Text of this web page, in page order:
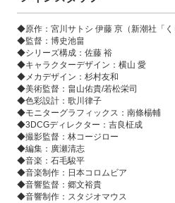
◆原作：宮川サトシ 伊藤 亰（新潮社「く
◆監督：博史池畠
◆シリーズ構成：佐藤 裕
◆キャラクターデザイン：横山 愛
◆メカデザイン：杉村友和
◆美術監督：畠山佑貴/若松栄司
◆色彩設計：歌川律子
◆モニターグラフィックス：南條楊輔
◆3DCGディレクター：吉良柾成
◆撮影監督：林コージロー
◆編集：廣瀬清志
◆音楽：石毛駿平
◆音楽制作：日本コロムビア
◆音響監督：郷文裕貴
◆音響制作：スタジオマウス